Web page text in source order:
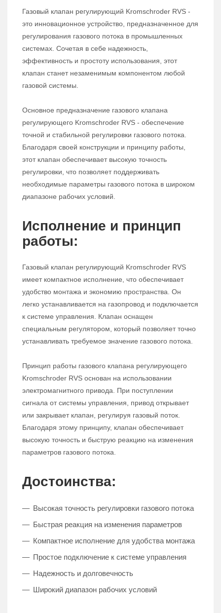
Газовый клапан регулирующий Kromschroder RVS -
это инновационное устройство, предназначенное для
регулирования газового потока в промышленных
системах. Сочетая в себе надежность,
эффективность и простоту использования, этот
клапан станет незаменимым компонентом любой
газовой системы.
Основное предназначение газового клапана
регулирующего Kromschroder RVS - обеспечение
точной и стабильной регулировки газового потока.
Благодаря своей конструкции и принципу работы,
этот клапан обеспечивает высокую точность
регулировки, что позволяет поддерживать
необходимые параметры газового потока в широком
диапазоне рабочих условий.
Исполнение и принцип
работы:
Газовый клапан регулирующий Kromschroder RVS
имеет компактное исполнение, что обеспечивает
удобство монтажа и экономию пространства. Он
легко устанавливается на газопровод и подключается
к системе управления. Клапан оснащен
специальным регулятором, который позволяет точно
устанавливать требуемое значение газового потока.
Принцип работы газового клапана регулирующего
Kromschroder RVS основан на использовании
электромагнитного привода. При поступлении
сигнала от системы управления, привод открывает
или закрывает клапан, регулируя газовый поток.
Благодаря этому принципу, клапан обеспечивает
высокую точность и быструю реакцию на изменения
параметров газового потока.
Достоинства:
Высокая точность регулировки газового потока
Быстрая реакция на изменения параметров
Компактное исполнение для удобства монтажа
Простое подключение к системе управления
Надежность и долговечность
Широкий диапазон рабочих условий